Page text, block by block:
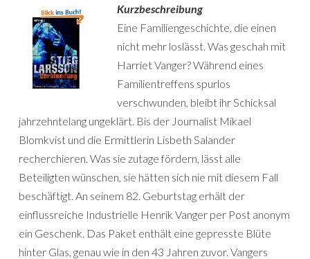
Kurzbeschreibung
Eine Familiengeschichte, die einen
nicht mehr loslässt. Was geschah mit
Harriet Vanger? Während eines
Familientreffens spurlos
verschwunden, bleibt ihr Schicksal
jahrzehntelang ungeklärt. Bis der Journalist Mikael
Blomkvist und die Ermittlerin Lisbeth Salander
recherchieren. Was sie zutage fördern, lässt alle
Beteiligten wünschen, sie hätten sich nie mit diesem Fall
beschäftigt. An seinem 82. Geburtstag erhält der
einflussreiche Industrielle Henrik Vanger per Post anonym
ein Geschenk. Das Paket enthält eine gepresste Blüte
hinter Glas, genau wie in den 43 Jahren zuvor. Vangers